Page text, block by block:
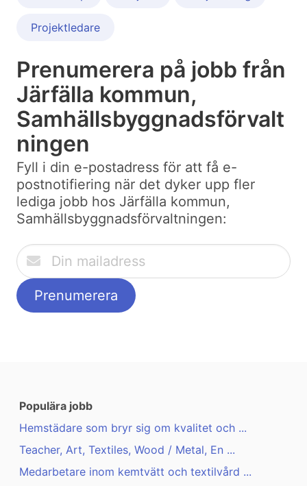
Projektledare
Prenumerera på jobb från
Järfälla kommun,
Samhällsbyggnadsförvalt
ningen
Fyll i din e-postadress för att få e-
postnotifiering när det dyker upp fler
lediga jobb hos Järfälla kommun,
Samhällsbyggnadsförvaltningen:
Populära jobb
Hemstädare som bryr sig om kvalitet och ...
Teacher, Art, Textiles, Wood / Metal, En ...
Medarbetare inom kemtvätt och textilvård ...